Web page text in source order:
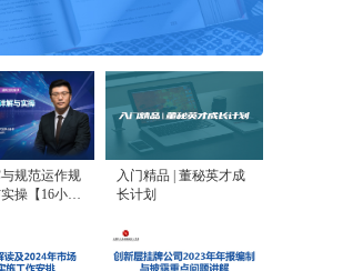
规范运作规
操【16小时
入门精品 | 董秘英才成
长计划